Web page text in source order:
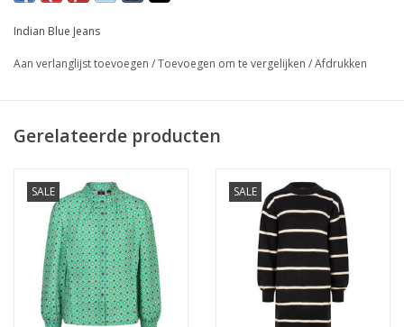
Indian Blue Jeans
Aan verlanglijst toevoegen /Toevoegen om te vergelijken /Afdrukken
Gerelateerde producten
SALE SALE